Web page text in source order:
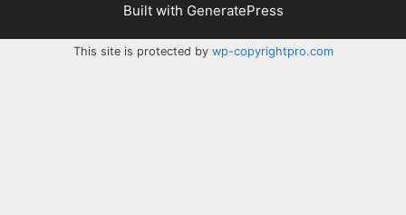
Built with GeneratePress
This site is protected by wp-copyrightpro.com